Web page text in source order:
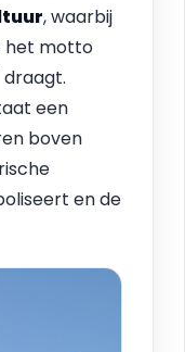
, waarbij
het motto
draagt.
een
boven
en de